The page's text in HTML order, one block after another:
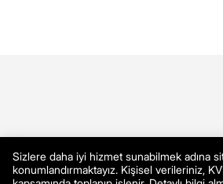
Sizlere daha iyi hizmet sunabilmek adına
konumlandırmaktayız. Kişisel verileriniz,